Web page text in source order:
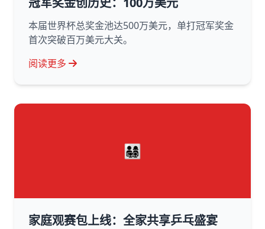
本届世界杯总奖金池达500万美元，单打冠军奖金
首次突破百万美元大关。
阅读更多
👨‍👩‍👧‍👦
家庭观赛包上线：全家共享乒乓盛宴